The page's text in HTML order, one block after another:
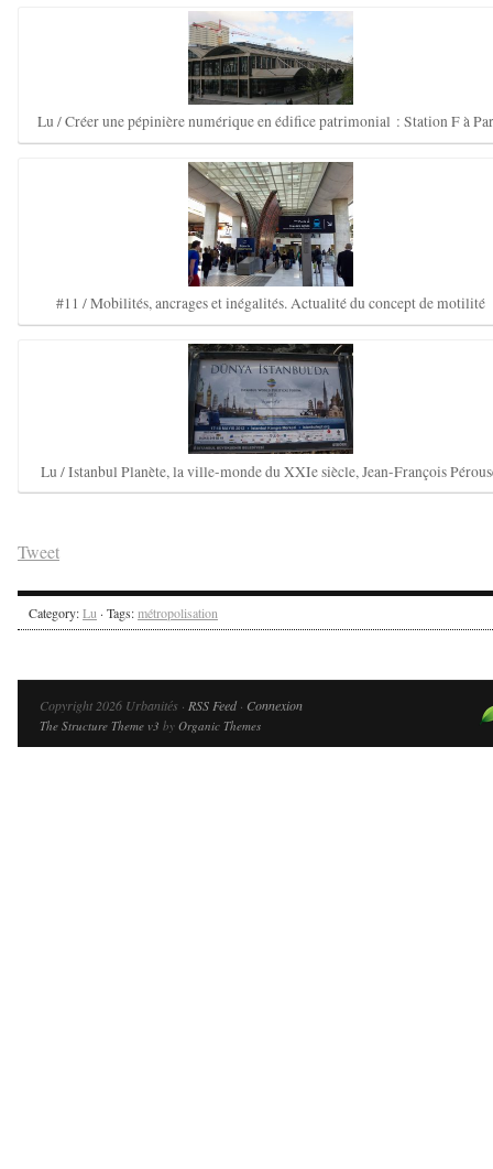
Lu / Créer une pépinière numérique en édifice patrimonial : Station F à
#11 / Mobilités, ancrages et inégalités. Actualité du concept de motilité
Lu / Istanbul Planète, la ville-monde du XXIe siècle, Jean-François
Tweet
Category:Lu · Tags:métropolisation
Copyright 2026 Urbanités · RSS Feed· Connexion
The Structure Theme v3 by Organic Themes